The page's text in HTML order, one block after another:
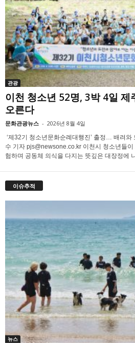
관광
이천 청소년 52명, 3박 4일 제
오른다
문화관광뉴스 - 2026년 8월 4일
‘제32기 청소년문화순례대행진’ 출정… 배려와
수 기자 pjs@newsone.co.kr 이천시 청소년들이
험하며 공동체 의식을 다지는 뜻깊은 대장정에
이슈추적
뉴스